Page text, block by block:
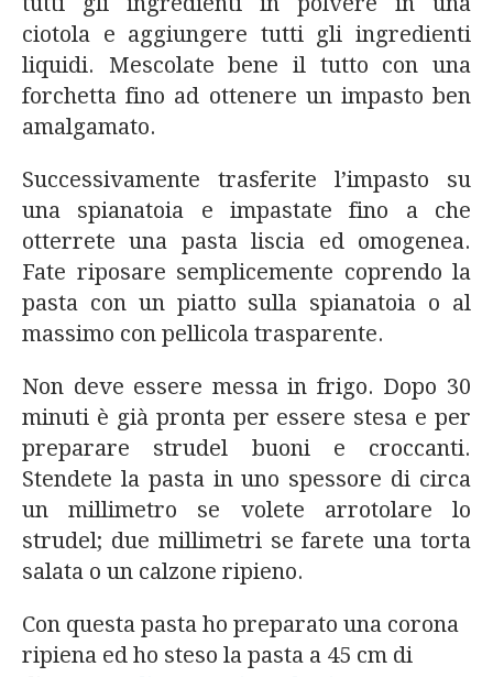
ciotola e aggiungere tutti gli ingredienti
liquidi. Mescolate bene il tutto con una
forchetta fino ad ottenere un impasto ben
amalgamato.
Successivamente trasferite l’impasto su
una spianatoia e impastate fino a che
otterrete una pasta liscia ed omogenea.
Fate riposare semplicemente coprendo la
pasta con un piatto sulla spianatoia o al
massimo con pellicola trasparente.
Non deve essere messa in frigo. Dopo 30
minuti è già pronta per essere stesa e per
preparare strudel buoni e croccanti.
Stendete la pasta in uno spessore di circa
un millimetro se volete arrotolare lo
strudel; due millimetri se farete una torta
salata o un calzone ripieno.
Con questa pasta ho preparato una corona
ripiena ed ho steso la pasta a 45 cm di